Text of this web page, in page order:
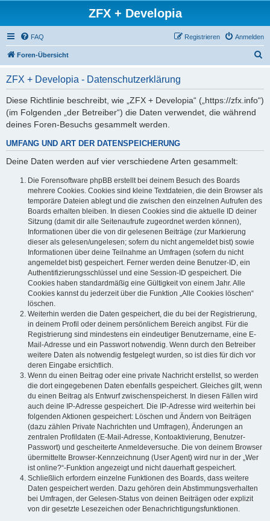
ZFX + Developia
FAQ Anmelden
Registrieren
Foren-Übersicht
ZFX + Developia - Datenschutzerklärung
Diese Richtlinie beschreibt, wie „ZFX + Developia“ („https://zfx.info“)
(im Folgenden „der Betreiber“) die Daten verwendet, die während
deines Foren-Besuchs gesammelt werden.
UMFANG UND ART DER DATENSPEICHERUNG
Deine Daten werden auf vier verschiedene Arten gesammelt:
Die Forensoftware phpBB erstellt bei deinem Besuch des Boards
mehrere Cookies. Cookies sind kleine Textdateien, die dein Browser als
temporäre Dateien ablegt und die zwischen den einzelnen Aufrufen des
Boards erhalten bleiben. In diesen Cookies sind die aktuelle ID deiner
Sitzung (damit dir alle Seitenaufrufe zugeordnet werden können),
Informationen über die von dir gelesenen Beiträge (zur Markierung
dieser als gelesen/ungelesen; sofern du nicht angemeldet bist) sowie
Informationen über deine Teilnahme an Umfragen (sofern du nicht
angemeldet bist) gespeichert. Ferner werden deine Benutzer-ID, ein
Authentifizierungsschlüssel und eine Session-ID gespeichert. Die
Cookies haben standardmäßig eine Gültigkeit von einem Jahr. Alle
Cookies kannst du jederzeit über die Funktion „Alle Cookies löschen“
löschen.
Weiterhin werden die Daten gespeichert, die du bei der Registrierung,
in deinem Profil oder deinem persönlichem Bereich angibst. Für die
Registrierung sind mindestens ein eindeutiger Benutzername, eine E-
Mail-Adresse und ein Passwort notwendig. Wenn durch den Betreiber
weitere Daten als notwendig festgelegt wurden, so ist dies für dich vor
deren Eingabe ersichtlich.
Wenn du einen Beitrag oder eine private Nachricht erstellst, so werden
die dort eingegebenen Daten ebenfalls gespeichert. Gleiches gilt, wenn
du einen Beitrag als Entwurf zwischenspeicherst. In diesen Fällen wird
auch deine IP-Adresse gespeichert. Die IP-Adresse wird weiterhin bei
folgenden Aktionen gespeichert: Löschen und Ändern von Beiträgen
(dazu zählen Private Nachrichten und Umfragen), Änderungen an
zentralen Profildaten (E-Mail-Adresse, Kontoaktivierung, Benutzer-
Passwort) und gescheiterte Anmeldeversuche. Die von deinem Browser
übermittelte Browser-Kennzeichnung (User Agent) wird nur in der „Wer
ist online?“-Funktion angezeigt und nicht dauerhaft gespeichert.
Schließlich erfordern einzelne Funktionen des Boards, dass weitere
Daten gespeichert werden. Dazu gehören dein Abstimmungsverhalten
bei Umfragen, der Gelesen-Status von deinen Beiträgen oder explizit
von dir gesetzte Lesezeichen oder Benachrichtigungsfunktionen.